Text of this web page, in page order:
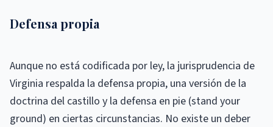
Defensa propia
Aunque no está codificada por ley, la jurisprudencia de
Virginia respalda la defensa propia, una versión de la
doctrina del castillo y la defensa en pie (stand your
ground) en ciertas circunstancias. No existe un deber